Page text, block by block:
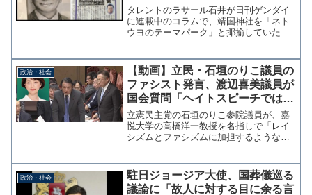
タレントのラサール石井が日刊ゲンダイ
に連載中のコラムで、靖国神社を「ネト
ウヨのテーマパーク」と揶揄していたこ
者を慰霊する施設であり揶揄は不適切
で、総理経験者が参拝する是...
政治・社会
【動画】立民・石垣のりこ議員の
ファシスト発言、渡辺喜美議員が
国会質問「ヘイトスピーチではな
いか？」→麻生大臣「私もしょっ
ちゅう言われてる」
立憲民主党の石垣のりこ参院議員が、嘉
悦大学の高橋洋一教授を名指しで「レイ
シズムとファシズムに加担するような人
渡辺喜美議員がこの問題を取り上げ「勉
強してから言って欲しい。...
政治・社会
駐日ジョージア大使、国葬儀巡る
議論に「故人に対する目に余る言